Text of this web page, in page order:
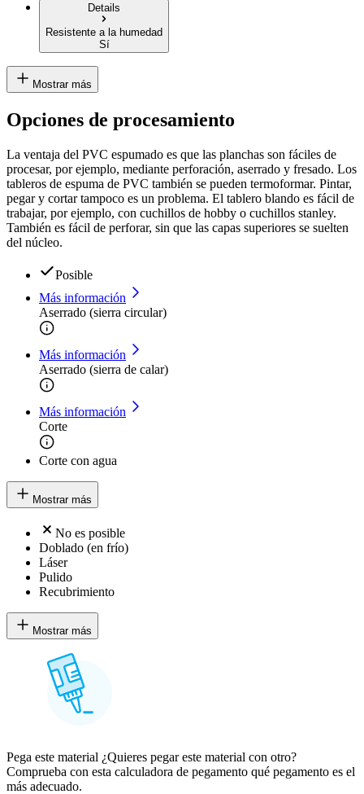
Details
Resistente a la humedad
Sí
Mostrar más
Opciones de procesamiento
La ventaja del PVC espumado es que las planchas son fáciles de
procesar, por ejemplo, mediante perforación, aserrado y fresado. Los
tableros de espuma de PVC también se pueden termoformar. Pintar,
pegar y cortar tampoco es un problema. El tablero blando es fácil de
trabajar, por ejemplo, con cuchillos de hobby o cuchillos stanley.
También es fácil de perforar, sin que las capas superiores se suelten
del núcleo.
Posible
Más información
Aserrado (sierra circular)
Más información
Aserrado (sierra de calar)
Más información
Corte
Corte con agua
Mostrar más
No es posible
Doblado (en frío)
Láser
Pulido
Recubrimiento
Mostrar más
Pega este material ¿Quieres pegar este material con otro?
Comprueba con esta calculadora de pegamento qué pegamento es el
más adecuado.